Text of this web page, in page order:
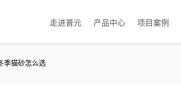
走进普元 产品中心 项目案例
季猫砂怎么选